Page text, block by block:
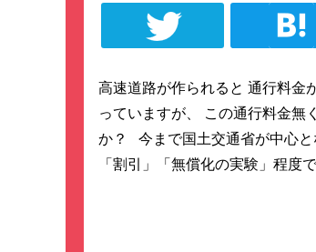
高速道路が作られると 通行料金
っていますが、 この通行料金無
か？ 今まで国土交通省が中心
「割引」「無償化の実験」程度